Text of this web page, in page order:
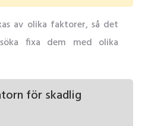
av olika faktorer, så det
fixa dem med olika
för skadlig